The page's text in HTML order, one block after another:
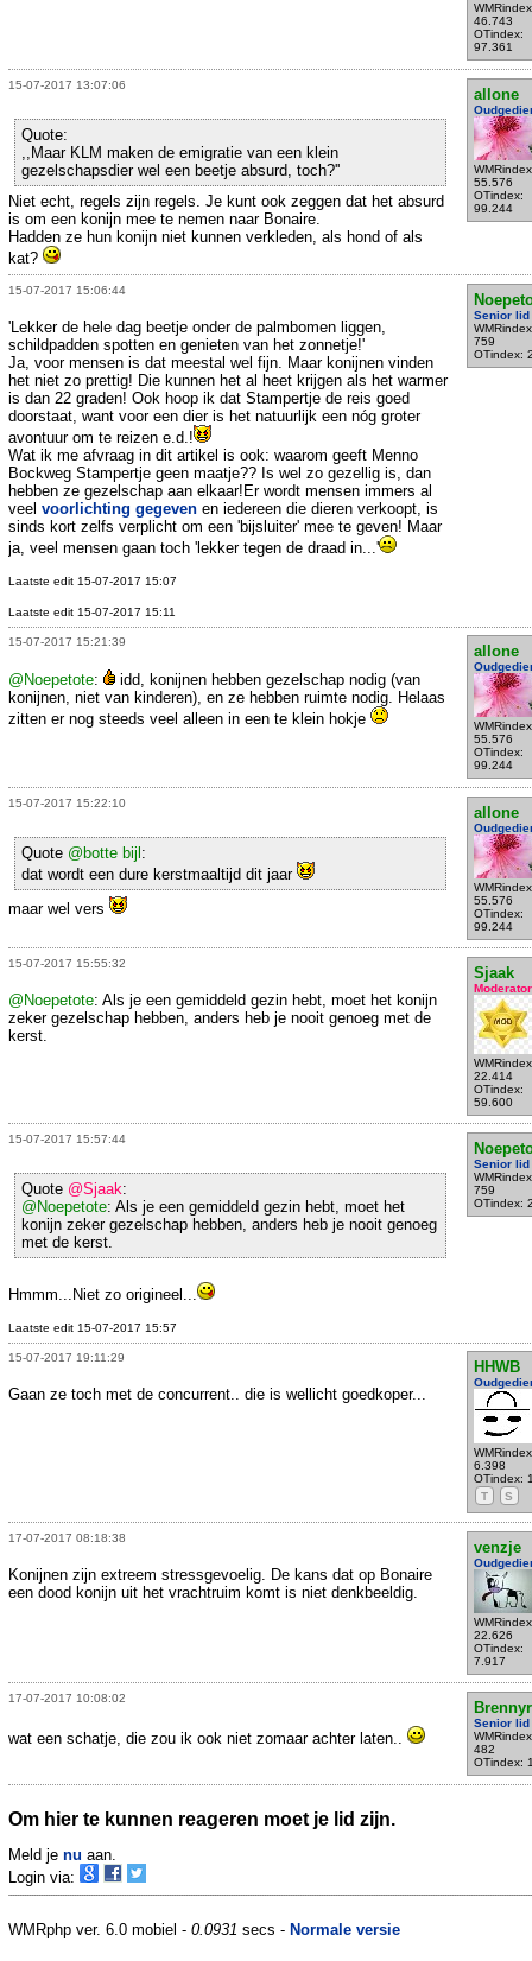
46.743
OTindex:
97.361
15-07-2017 13:07:06
allone
55.576
OTindex:
99.244
Quote:
,,Maar KLM maken de emigratie van een klein
gezelschapsdier wel een beetje absurd, toch?''
Niet echt, regels zijn regels. Je kunt ook zeggen dat het absurd
is om een konijn mee te nemen naar Bonaire.
Hadden ze hun konijn niet kunnen verkleden, als hond of als
kat?
15-07-2017 15:06:44
Senior lid
759
OTindex:
'Lekker de hele dag beetje onder de palmbomen liggen,
schildpadden spotten en genieten van het zonnetje!'
Ja, voor mensen is dat meestal wel fijn. Maar konijnen vinden
het niet zo prettig! Die kunnen het al heet krijgen als het warmer
is dan 22 graden! Ook hoop ik dat Stampertje de reis goed
doorstaat, want voor een dier is het natuurlijk een nóg groter
avontuur om te reizen e.d.!
Wat ik me afvraag in dit artikel is ook: waarom geeft Menno
Bockweg Stampertje geen maatje?? Is wel zo gezellig is, dan
hebben ze gezelschap aan elkaar!Er wordt mensen immers al
veel voorlichting gegeven en iedereen die dieren verkoopt, is
sinds kort zelfs verplicht om een 'bijsluiter' mee te geven! Maar
ja, veel mensen gaan toch 'lekker tegen de draad in...'
Laatste edit 15-07-2017 15:07
Laatste edit 15-07-2017 15:11
15-07-2017 15:21:39
allone
55.576
OTindex:
99.244
@Noepetote:
idd, konijnen hebben gezelschap nodig (van
konijnen, niet van kinderen), en ze hebben ruimte nodig. Helaas
zitten er nog steeds veel alleen in een te klein hokje
15-07-2017 15:22:10
allone
55.576
OTindex:
99.244
Quote @botte bijl:
dat wordt een dure kerstmaaltijd dit jaar
maar wel vers
15-07-2017 15:55:32
Sjaak
Moderator
22.414
OTindex:
59.600
@Noepetote: Als je een gemiddeld gezin hebt, moet het konijn
zeker gezelschap hebben, anders heb je nooit genoeg met de
kerst.
15-07-2017 15:57:44
Senior lid
759
OTindex:
Quote @Sjaak:
@Noepetote: Als je een gemiddeld gezin hebt, moet het
konijn zeker gezelschap hebben, anders heb je nooit genoeg
met de kerst.
Hmmm...Niet zo origineel...
Laatste edit 15-07-2017 15:57
15-07-2017 19:11:29
HHWB
6.398
OTindex:
T
S
Gaan ze toch met de concurrent.. die is wellicht goedkoper...
17-07-2017 08:18:38
venzje
22.626
OTindex:
7.917
Konijnen zijn extreem stressgevoelig. De kans dat op Bonaire
een dood konijn uit het vrachtruim komt is niet denkbeeldig.
17-07-2017 10:08:02
Senior lid
482
OTindex:
wat een schatje, die zou ik ook niet zomaar achter laten..
Om hier te kunnen reageren moet je lid zijn.
Meld je nu aan.
Login via:
WMRphp ver. 6.0 mobiel - 0.0931 secs - Normale versie